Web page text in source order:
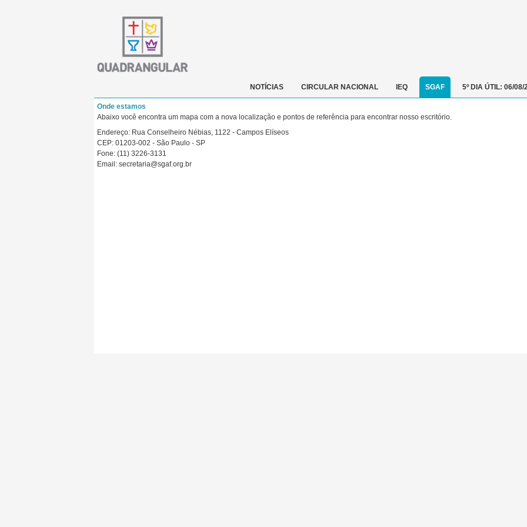
NOTÍCIAS CIRCULAR NACIONAL IEQ SGAF 5º DIA ÚTIL: 06/08/
Onde estamos
Abaixo você encontra um mapa com a nova localização e pontos de referência para encontrar nosso escritório.
Endereço: Rua Conselheiro Nébias, 1122 - Campos Elíseos
CEP: 01203-002 - São Paulo - SP
Fone: (11) 3226-3131
Email: secretaria@sgaf.org.br